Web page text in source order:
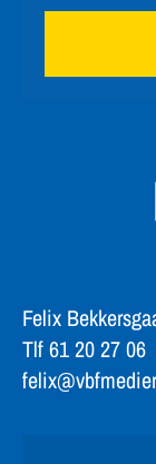
Felix
Tlf 61 20 27 06